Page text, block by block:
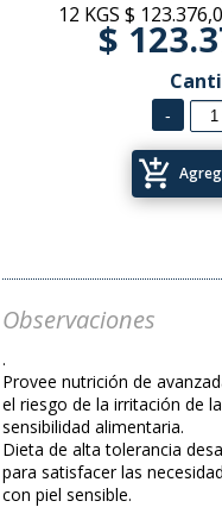
12 KGS $
$
add_shopping_cart
Observaciones
.
Provee nutrición de
el riesgo de la irritación de
sensibilidad alimentaria.
Dieta de alta tolerancia
para satisfacer las
con piel sensible.